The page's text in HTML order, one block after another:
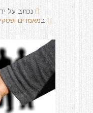
נכתב על
במאמרים ופסקי